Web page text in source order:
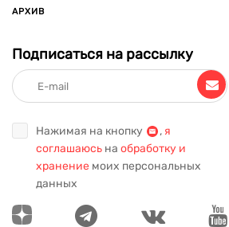
АРХИВ
Подписаться на рассылку
Нажимая на кнопку , я
соглашаюсь на обработку и
хранение моих персональных
данных